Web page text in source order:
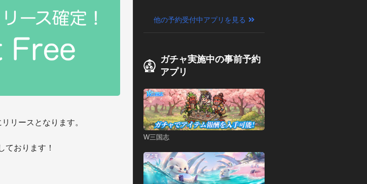
リースとなります。
ております！
他の予約受付中アプリを見る
ガチャ実施中の事前予約
アプリ
W三国志